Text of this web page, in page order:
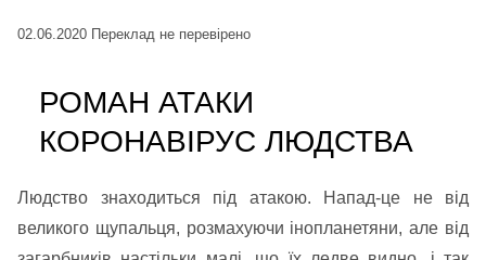
02.06.2020 Переклад не перевірено
РОМАН АТАКИ
КОРОНАВІРУС ЛЮДСТВА
Людство знаходиться під атакою. Напад-це не від
великого щупальця, розмахуючи інопланетяни, але від